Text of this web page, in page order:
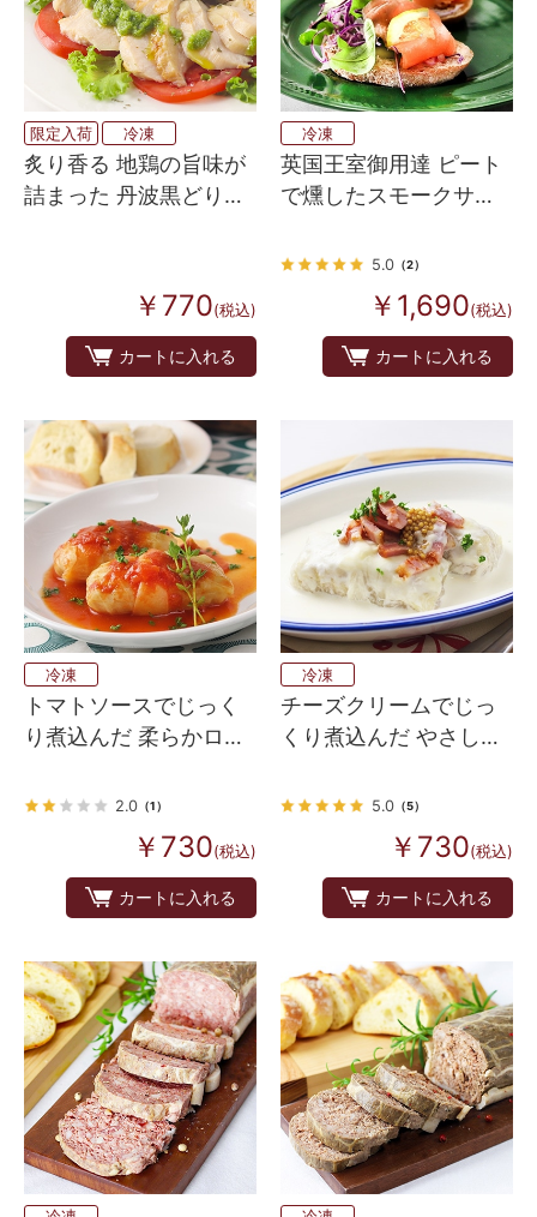
限定入荷 冷凍
炙り香る 地鶏の旨味が
詰まった 丹波黒どりし
￥770(税込)
カートに入れる
冷凍
英国王室御用達 ピート
で燻したスモークサー
5.0（2）
￥1,690(税込)
カートに入れる
冷凍
トマトソースでじっく
り煮込んだ 柔らかロー
2.0（1）
￥730(税込)
カートに入れる
冷凍
チーズクリームでじっ
くり煮込んだ やさしい
5.0（5）
￥730(税込)
カートに入れる